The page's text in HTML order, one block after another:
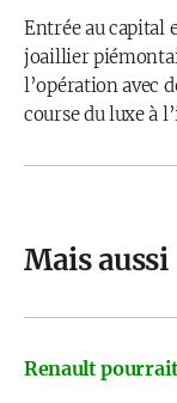
Entrée au capital
joaillier
l’opération avec
course du luxe à
Mais aussi
Renault